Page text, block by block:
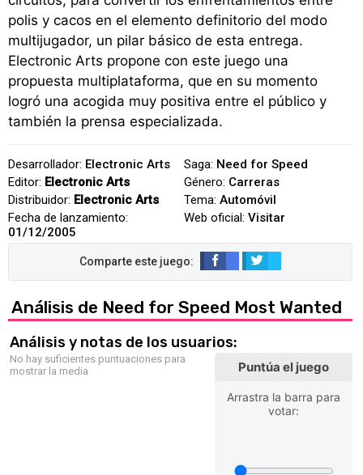
polis y cacos en el elemento definitorio del modo
multijugador, un pilar básico de esta entrega.
Electronic Arts propone con este juego una
propuesta multiplataforma, que en su momento
logró una acogida muy positiva entre el público y
también la prensa especializada.
Desarrollador: Electronic Arts
Editor: Electronic Arts
Distribuidor: Electronic Arts
Fecha de lanzamiento:
01/12/2005
Saga: Need for Speed
Género: Carreras
Tema: Automóvil
Web oficial: Visitar
Análisis de Need for Speed Most Wanted
Análisis y notas de los usuarios:
No hay suficientes puntuaciones para
mostrar la media
Puntúa el juego
Arrastra la barra para
votar: